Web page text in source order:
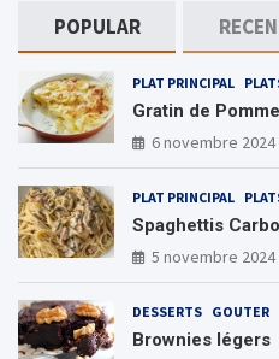
POPULAR
PLAT PRINCIPAL
Gratin de
6 novembre 2024
PLAT PRINCIPAL
Spaghettis
5 novembre 2024
DESSERTS GOUTER
Brownies légers